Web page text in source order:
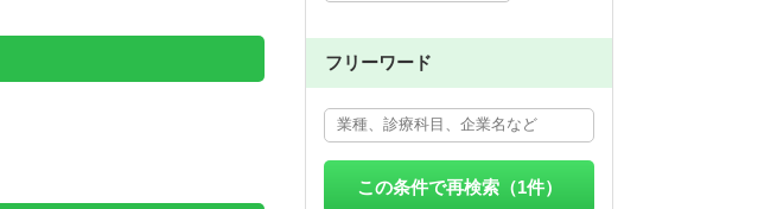
フリーワード
この条件で再検索（1件）